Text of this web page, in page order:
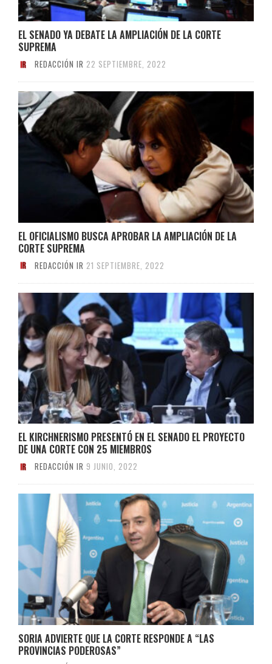
EL SENADO YA DEBATE LA AMPLIACIÓN DE LA CORTE
SUPREMA
REDACCIÓN IR 22 SEPTIEMBRE, 2022
EL OFICIALISMO BUSCA APROBAR LA AMPLIACIÓN DE LA
CORTE SUPREMA
REDACCIÓN IR 21 SEPTIEMBRE, 2022
EL KIRCHNERISMO PRESENTÓ EN EL SENADO EL PROYECTO
DE UNA CORTE CON 25 MIEMBROS
REDACCIÓN IR 9 JUNIO, 2022
SORIA ADVIERTE QUE LA CORTE RESPONDE A “LAS
PROVINCIAS PODEROSAS”